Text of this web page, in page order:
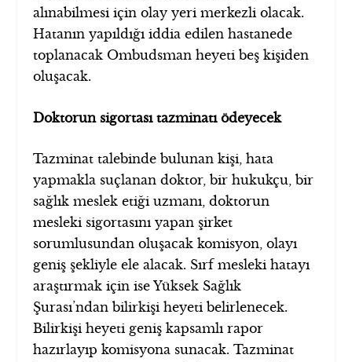
alınabilmesi için olay yeri merkezli olacak.
Hatanın yapıldığı iddia edilen hastanede
toplanacak Ombudsman heyeti beş kişiden
oluşacak.
Doktorun sigortası tazminatı ödeyecek
Tazminat talebinde bulunan kişi, hata
yapmakla suçlanan doktor, bir hukukçu, bir
sağlık meslek etiği uzmanı, doktorun
mesleki sigortasını yapan şirket
sorumlusundan oluşacak komisyon, olayı
geniş şekliyle ele alacak. Sırf mesleki hatayı
araştırmak için ise Yüksek Sağlık
Şurası’ndan bilirkişi heyeti belirlenecek.
Bilirkişi heyeti geniş kapsamlı rapor
hazırlayıp komisyona sunacak. Tazminat